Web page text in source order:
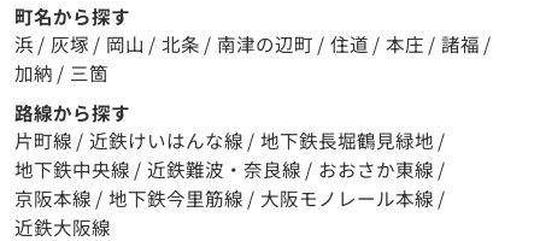
町名から探す
浜 / 灰塚 / 岡山 / 北条 / 南津の辺町 / 住道 / 本庄 / 諸福 /
加納 / 三箇
路線から探す
片町線 / 近鉄けいはんな線 / 地下鉄長堀鶴見緑地 /
地下鉄中央線 / 近鉄難波・奈良線 / おおさか東線 /
京阪本線 / 地下鉄今里筋線 / 大阪モノレール本線 /
近鉄大阪線